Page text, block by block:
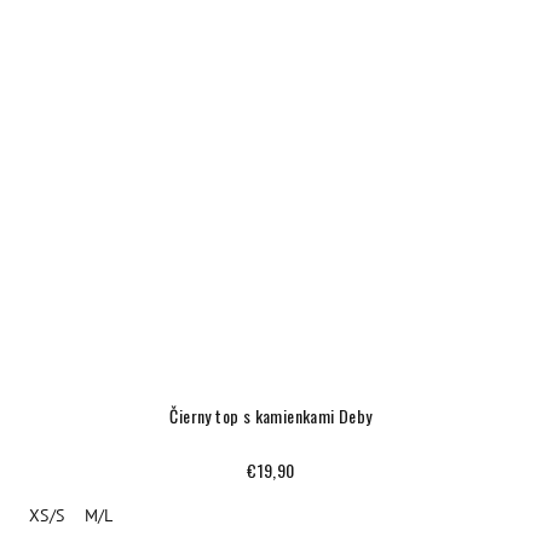
Čierny top s kamienkami Deby
€19,90
XS/S M/L